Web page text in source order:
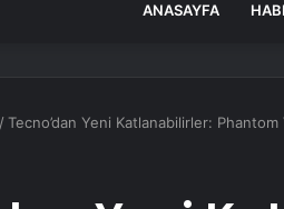
ANASAYFA
/Tecno’dan Yeni Katlanabilirler: